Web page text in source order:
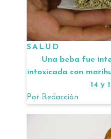
SALUD
Una beba fue
intoxicada con
14 y
Por Redacción